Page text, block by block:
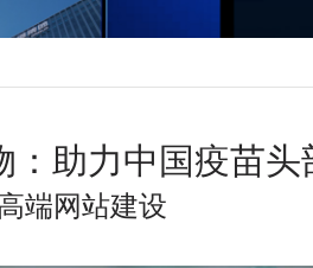
：助力中国疫苗
端网站建设